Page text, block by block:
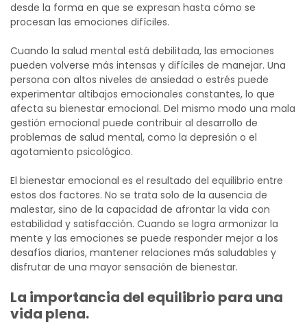
desde la forma en que se expresan hasta cómo se
procesan las emociones difíciles.
Cuando la salud mental está debilitada, las emociones
pueden volverse más intensas y difíciles de manejar. Una
persona con altos niveles de ansiedad o estrés puede
experimentar altibajos emocionales constantes, lo que
afecta su bienestar emocional. Del mismo modo una mala
gestión emocional puede contribuir al desarrollo de
problemas de salud mental, como la depresión o el
agotamiento psicológico.
El bienestar emocional es el resultado del equilibrio entre
estos dos factores. No se trata solo de la ausencia de
malestar, sino de la capacidad de afrontar la vida con
estabilidad y satisfacción. Cuando se logra armonizar la
mente y las emociones se puede responder mejor a los
desafíos diarios, mantener relaciones más saludables y
disfrutar de una mayor sensación de bienestar.
La importancia del equilibrio para una
vida plena.